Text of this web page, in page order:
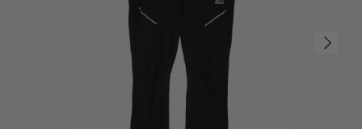
Nächste